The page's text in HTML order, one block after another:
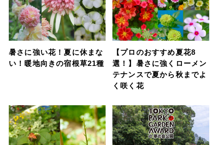
暑さに強い花！夏に休まな
い！暖地向きの宿根草21種
【プロのおすすめ夏花8
選！】暑さに強くローメン
テナンスで夏から秋までよ
く咲く花